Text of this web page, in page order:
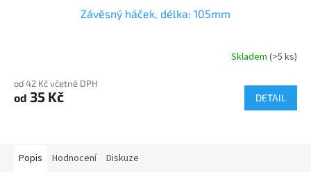
Závěsný háček, délka: 105mm
Skladem (>5 ks)
od 42 Kč včetně DPH
od 35 Kč DETAIL
Popis Hodnocení Diskuze